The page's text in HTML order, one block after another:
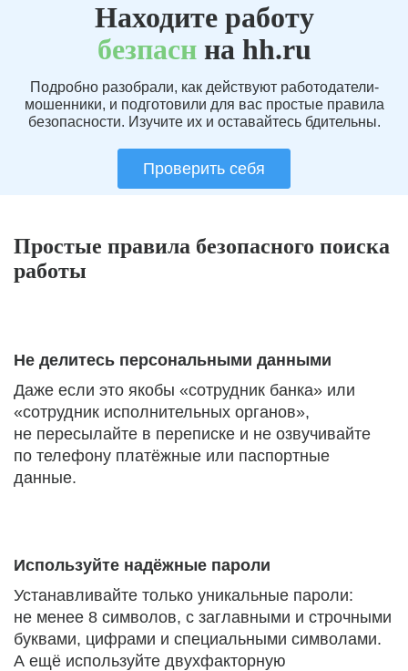
Находите работу
безпаснна hh.ru
Подробно разобрали, как действуют работодатели-
мошенники, и подготовили для вас простые правила
безопасности. Изучите их и оставайтесь бдительны.
Проверить себя
Простые правила безопасного поиска
работы
Не делитесь персональными данными
Даже если это якобы «сотрудник банка» или
«сотрудник исполнительных органов»,
не пересылайте в переписке и не озвучивайте
по телефону платёжные или паспортные
данные.
Используйте надёжные пароли
Устанавливайте только уникальные пароли:
не менее 8 символов, с заглавными и строчными
буквами, цифрами и специальными символами.
А ещё используйте двухфакторную